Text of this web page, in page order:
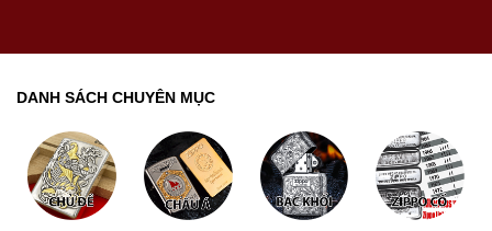
DANH SÁCH CHUYÊN MỤC